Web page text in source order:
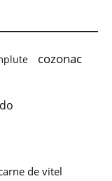
cozonac
de vitel